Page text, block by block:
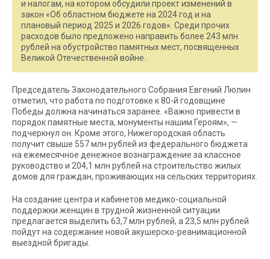
и налогам, на котором обсудили проект изменений в
закон «Об областном бюджете на 2024 год и на
плановый период 2025 и 2026 годов». Среди прочих
расходов было предложено направить более 243 млн
рублей на обустройство памятных мест, посвященных
Великой Отечественной войне.
Председатель Законодательного Собрания Евгений Люлин
отметил, что работа по подготовке к 80-й годовщине
Победы должна начинаться заранее. «Важно привести в
порядок памятные места, монументы нашим Героям», —
подчеркнул он. Кроме этого, Нижегородская область
получит свыше 557 млн рублей из федерального бюджета
на ежемесячное денежное вознаграждение за классное
руководство и 204,1 млн рублей на строительство жилых
домов для граждан, проживающих на сельских территориях.
На создание центра и кабинетов медико-социальной
поддержки женщин в трудной жизненной ситуации
предлагается выделить 63,7 млн рублей, а 23,5 млн рублей
пойдут на содержание новой акушерско-реанимационной
выездной бригады.